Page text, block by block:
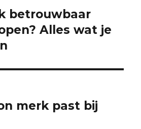
betrouwbaar
Alles wat je
merk past bij